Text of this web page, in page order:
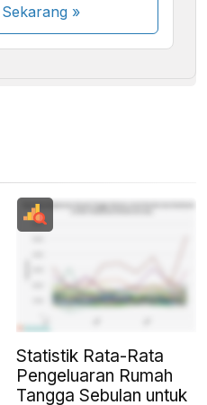
»
masih dalam
Statistik Rata-Rata
Pengeluaran Rumah
Tangga Sebulan untuk